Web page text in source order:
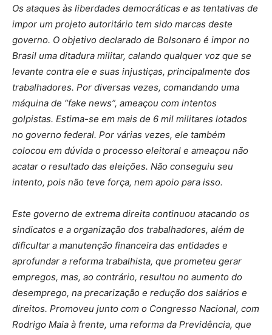
Os ataques às liberdades democráticas e as tentativas de
impor um projeto autoritário tem sido marcas deste
governo. O objetivo declarado de Bolsonaro é impor no
Brasil uma ditadura militar, calando qualquer voz que se
levante contra ele e suas injustiças, principalmente dos
trabalhadores. Por diversas vezes, comandando uma
máquina de “fake news”, ameaçou com intentos
golpistas. Estima-se em mais de 6 mil militares lotados
no governo federal. Por várias vezes, ele também
colocou em dúvida o processo eleitoral e ameaçou não
acatar o resultado das eleições. Não conseguiu seu
intento, pois não teve força, nem apoio para isso.
Este governo de extrema direita continuou atacando os
sindicatos e a organização dos trabalhadores, além de
dificultar a manutenção financeira das entidades e
aprofundar a reforma trabalhista, que prometeu gerar
empregos, mas, ao contrário, resultou no aumento do
desemprego, na precarização e redução dos salários e
direitos. Promoveu junto com o Congresso Nacional, com
Rodrigo Maia à frente, uma reforma da Previdência, que